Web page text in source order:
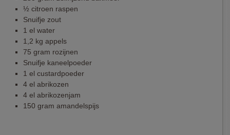
½ citroen raspen
Snuifje zout
1 el water
1,2 kg appels
75 gram rozijnen
Snuifje kaneelpoeder
1 el custardpoeder
4 el abrikozen
4 el abrikozenjam
150 gram amandelspijs